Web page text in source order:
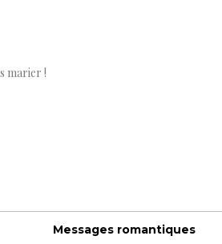
marier !
Messages romantiques